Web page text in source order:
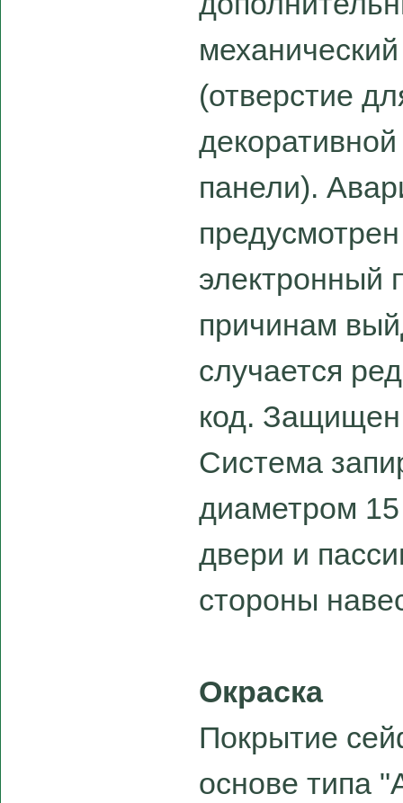
(отверстие
панели).
электронный
причинам
случается
код. Защищен
Система
диаметром
двери и
стороны
Окраска
Покрытие
основе типа